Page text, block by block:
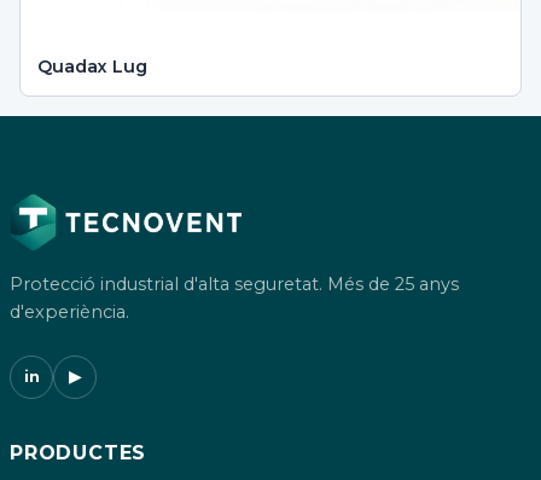
Quadax Lug
Protecció industrial d'alta seguretat. Més de 25 anys
d'experiència.
in ▶
PRODUCTES